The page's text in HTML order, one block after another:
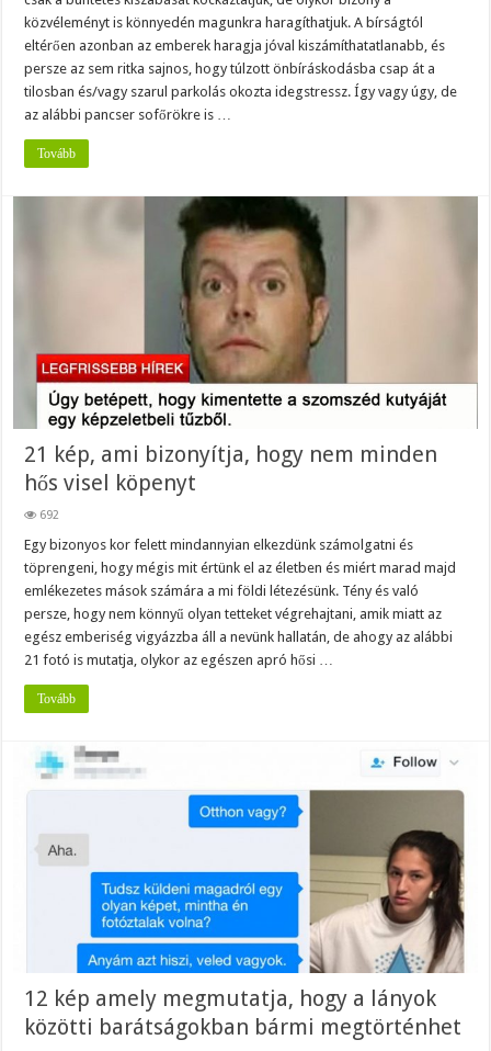
közvéleményt is könnyedén magunkra haragíthatjuk. A bírságtól
eltérően azonban az emberek haragja jóval kiszámíthatatlanabb, és
persze az sem ritka sajnos, hogy túlzott önbíráskodásba csap át a
tilosban és/vagy szarul parkolás okozta idegstressz. Így vagy úgy, de
az alábbi pancser sofőrökre is …
Tovább
21 kép, ami bizonyítja, hogy nem minden
hős visel köpenyt
692
Egy bizonyos kor felett mindannyian elkezdünk számolgatni és
töprengeni, hogy mégis mit értünk el az életben és miért marad majd
emlékezetes mások számára a mi földi létezésünk. Tény és való
persze, hogy nem könnyű olyan tetteket végrehajtani, amik miatt az
egész emberiség vigyázzba áll a nevünk hallatán, de ahogy az alábbi
21 fotó is mutatja, olykor az egészen apró hősi …
Tovább
12 kép amely megmutatja, hogy a lányok
közötti barátságokban bármi megtörténhet